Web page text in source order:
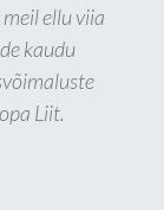
ellu viia
kaudu
Liit.